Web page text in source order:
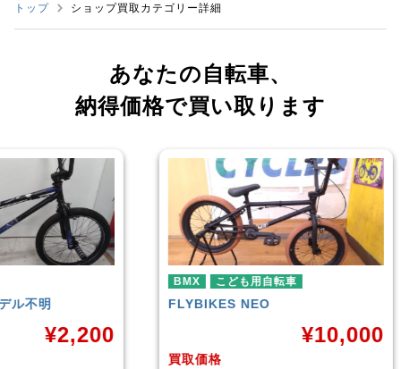
トップ ショップ買取カテゴリー詳細
あなたの自転車、
納得価格で買い取ります
FLYBIKES
BMX